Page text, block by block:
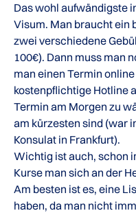
Das wohl aufwändigste
Visum. Man braucht ein
zwei verschiedene
100€). Dann muss man
man einen Termin
kostenpflichtige Hotline
Termin am Morgen zu
am kürzesten sind (war
Konsulat in Frankfurt).
Wichtig ist auch, schon
Kurse man sich an der
Am besten ist es, eine
haben, da man nicht